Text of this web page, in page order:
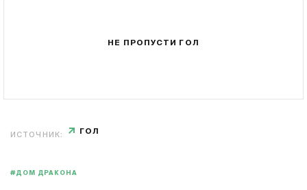
НЕ ПРОПУСТИ ГОЛ
ИСТОЧНИК: ГОЛ
#ДОМ ДРАКОНА